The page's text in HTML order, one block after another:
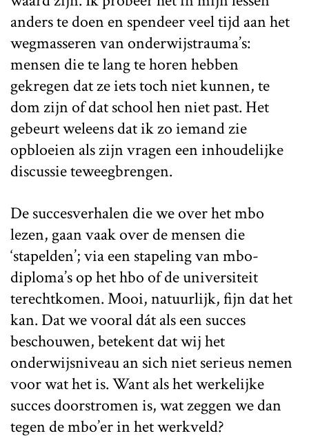
anders te doen en spendeer veel tijd aan het
wegmasseren van onderwijstrauma’s:
mensen die te lang te horen hebben
gekregen dat ze iets toch niet kunnen, te
dom zijn of dat school hen niet past. Het
gebeurt weleens dat ik zo iemand zie
opbloeien als zijn vragen een inhoudelijke
discussie teweegbrengen.
De succesverhalen die we over het mbo
lezen, gaan vaak over de mensen die
‘stapelden’; via een stapeling van mbo-
diploma’s op het hbo of de universiteit
terechtkomen. Mooi, natuurlijk, fijn dat het
kan. Dat we vooral dát als een succes
beschouwen, betekent dat wij het
onderwijsniveau an sich niet serieus nemen
voor wat het is. Want als het werkelijke
succes doorstromen is, wat zeggen we dan
tegen de mbo’er in het werkveld?